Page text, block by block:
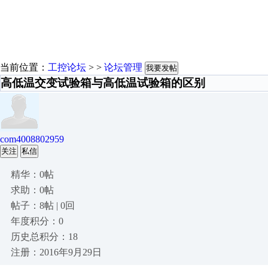
当前位置： 工控论坛 > > 论坛管理 我要发帖
高低温交变试验箱与高低温试验箱的区别
com4008802959
关注 私信
精华：0帖
求助：0帖
帖子：8帖 | 0回
年度积分：0
历史总积分：18
注册：2016年9月29日